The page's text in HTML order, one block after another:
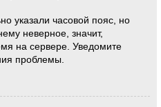
указали часовой пояс, но
неверное, значит,
на сервере. Уведомите
проблемы.